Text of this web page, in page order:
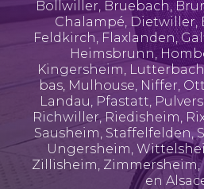
Bollwiller, Bruebach,
Chalampé, Dietwiller,
Feldkirch, Flaxlanden,
Heimsbrunn,
Kingersheim, Lutterbach
bas, Mulhouse, Niffer,
Landau, Pfastatt,
Richwiller, Riedisheim,
Sausheim, Staffelfelden,
Ungersheim,
Zillisheim, Zimmersheim
en